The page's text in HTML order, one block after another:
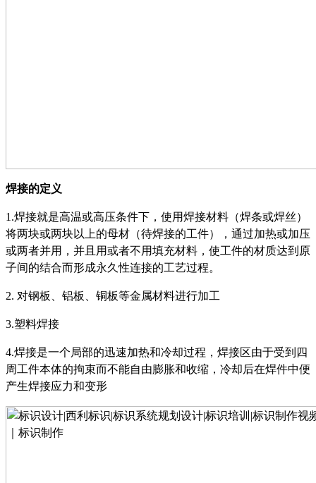
焊接的定义
1.焊接就是高温或高压条件下，使用焊接材料（焊条或焊丝）
将两块或两块以上的母材（待焊接的工件），通过加热或加压
或两者并用，并且用或者不用填充材料，使工件的材质达到原
子间的结合而形成永久性连接的工艺过程。
2. 对钢板、铝板、铜板等金属材料进行加工
3.塑料焊接
4.焊接是一个局部的迅速加热和冷却过程，焊接区由于受到四
周工件本体的拘束而不能自由膨胀和收缩，冷却后在焊件中便
产生焊接应力和变形